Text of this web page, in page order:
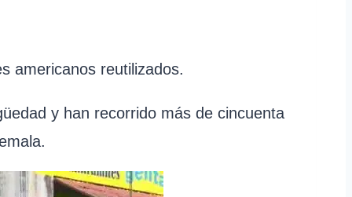
americanos reutilizados.
y han recorrido más de cincuenta